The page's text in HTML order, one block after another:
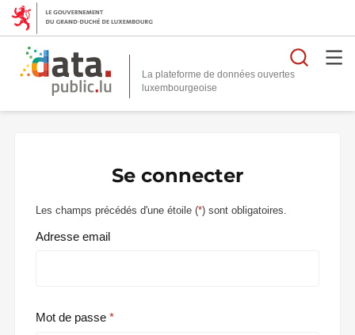
La plateforme de données ouvertes
Se connecter
Les champs précédés d'une étoile (*) sont obligatoires.
Adresse email
Mot de passe